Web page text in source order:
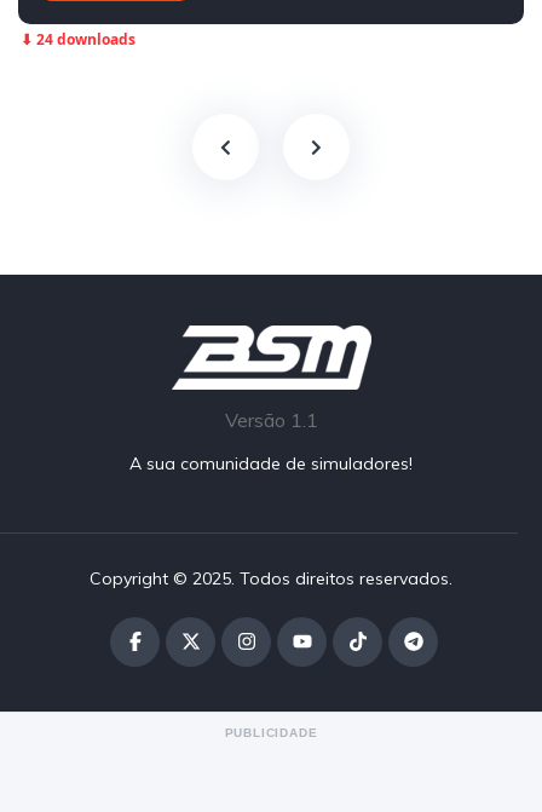
⬇ 24 downloads
Versão 1.1
A sua comunidade de simuladores!
Copyright © 2025. Todos direitos reservados.
PUBLICIDADE